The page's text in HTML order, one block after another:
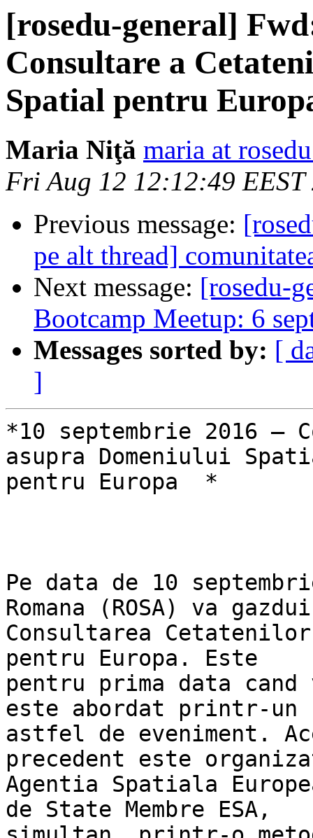
[rosedu-general]
Consultare a
Spatial pentru
Maria Niţă maria at
Fri Aug 12 12:12:49 EEST
Previous message:
pe alt thread]
Next message: [rosedu-
Bootcamp Meetup: 6
Messages sorted by: [
]
*10 septembrie 2016 –
asupra Domeniului
pentru Europa  *
Pe data de 10
Romana (ROSA) va gazdui
Consultarea
pentru Europa. Este
pentru prima data
este abordat printr-un
astfel de eveniment.
precedent este
Agentia Spatiala
de State Membre ESA,